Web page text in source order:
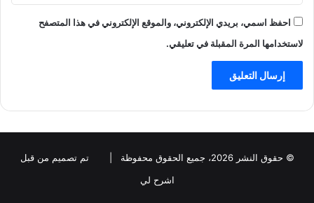
احفظ اسمي، بريدي الإلكتروني، والموقع الإلكتروني في هذا المتصفح
لاستخدامها المرة المقبلة في تعليقي.
© حقوق النشر 2026، جميع الحقوق محفوظة |
تم تصميم من قبل
اشرح لي